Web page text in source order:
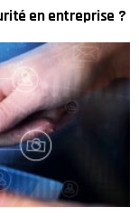
en entreprise ?